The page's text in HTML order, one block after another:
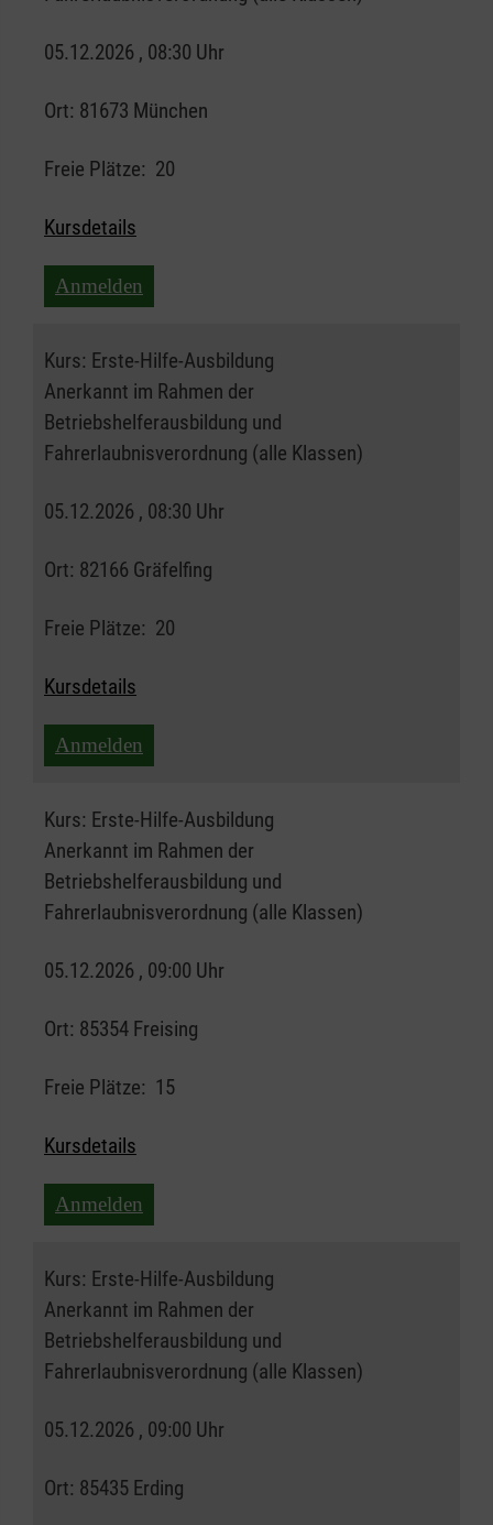
05.12.2026 , 08:30 Uhr
Ort: 81673 München
Freie Plätze: 20
Kursdetails
Anmelden
Kurs: Erste-Hilfe-Ausbildung
Anerkannt im Rahmen der
Betriebshelferausbildung und
Fahrerlaubnisverordnung (alle Klassen)
05.12.2026 , 08:30 Uhr
Ort: 82166 Gräfelfing
Freie Plätze: 20
Kursdetails
Anmelden
Kurs: Erste-Hilfe-Ausbildung
Anerkannt im Rahmen der
Betriebshelferausbildung und
Fahrerlaubnisverordnung (alle Klassen)
05.12.2026 , 09:00 Uhr
Ort: 85354 Freising
Freie Plätze: 15
Kursdetails
Anmelden
Kurs: Erste-Hilfe-Ausbildung
Anerkannt im Rahmen der
Betriebshelferausbildung und
Fahrerlaubnisverordnung (alle Klassen)
05.12.2026 , 09:00 Uhr
Ort: 85435 Erding